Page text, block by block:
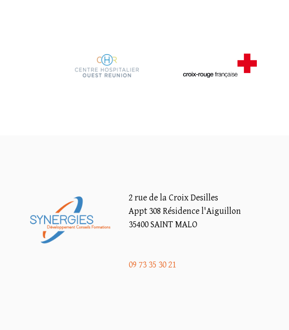
2 rue de la Croix Desilles
Appt 308 Résidence l'Aiguillon
35400 SAINT MALO
09 73 35 30 21